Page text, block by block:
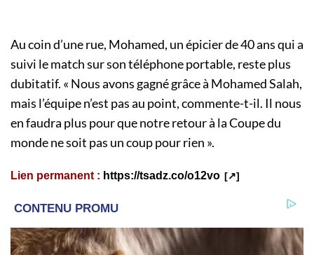
Au coin d’une rue, Mohamed, un épicier de 40 ans qui a
suivi le match sur son téléphone portable, reste plus
dubitatif. « Nous avons gagné grâce à Mohamed Salah,
mais l’équipe n’est pas au point, commente-t-il. Il nous
en faudra plus pour que notre retour à la Coupe du
monde ne soit pas un coup pour rien ».
Lien permanent : https://tsadz.co/o12vo